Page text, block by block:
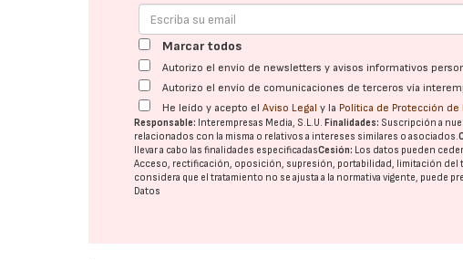
Marcar todos
Autorizo el envío de newsletters y avisos informativos
Autorizo el envío de comunicaciones de terceros vía
He leído y acepto elAviso Legal y la Política de Protección de
Responsable: Interempresas Media, S.L.U. Finalidades: Suscripción a
relacionados con la misma o relativos a intereses similares o asociados.
llevar a cabo las finalidades especificadasCesión: Los datos pueden
Acceso, rectificación, oposición, supresión, portabilidad, limitación del
considera que el tratamiento no se ajusta a la normativa vigente, puede
Datos